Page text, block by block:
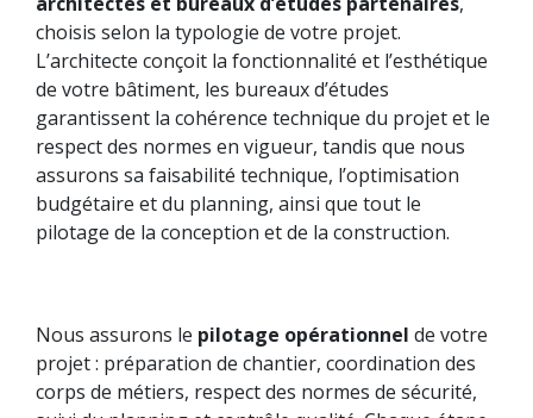
choisis selon la typologie de votre projet.
L’architecte conçoit la fonctionnalité et l’esthétique
de votre bâtiment, les bureaux d’études
garantissent la cohérence technique du projet et le
respect des normes en vigueur, tandis que nous
assurons sa faisabilité technique, l’optimisation
budgétaire et du planning, ainsi que tout le
pilotage de la conception et de la construction.
Nous assurons le pilotage opérationnel de votre
projet : préparation de chantier, coordination des
corps de métiers, respect des normes de sécurité,